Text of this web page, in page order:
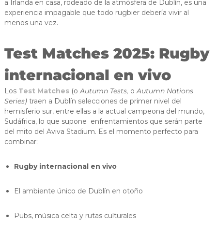
a Irlanda en casa, rodeado de la atmósfera de Dublín, es una
experiencia impagable que todo rugbier debería vivir al
menos una vez.
Test Matches 2025: Rugby
internacional en vivo
Los Test Matches(oAutumn Tests, oAutumn Nations
Series) traen a Dublín selecciones de primer nivel del
hemisferio sur, entre ellas a la actual campeona del mundo,
Sudáfrica, lo que supone enfrentamientos que serán parte
del mito del Aviva Stadium. Es el momento perfecto para
combinar:
Rugby internacional en vivo
El ambiente único de Dublín en otoño
Pubs, música celta y rutas culturales